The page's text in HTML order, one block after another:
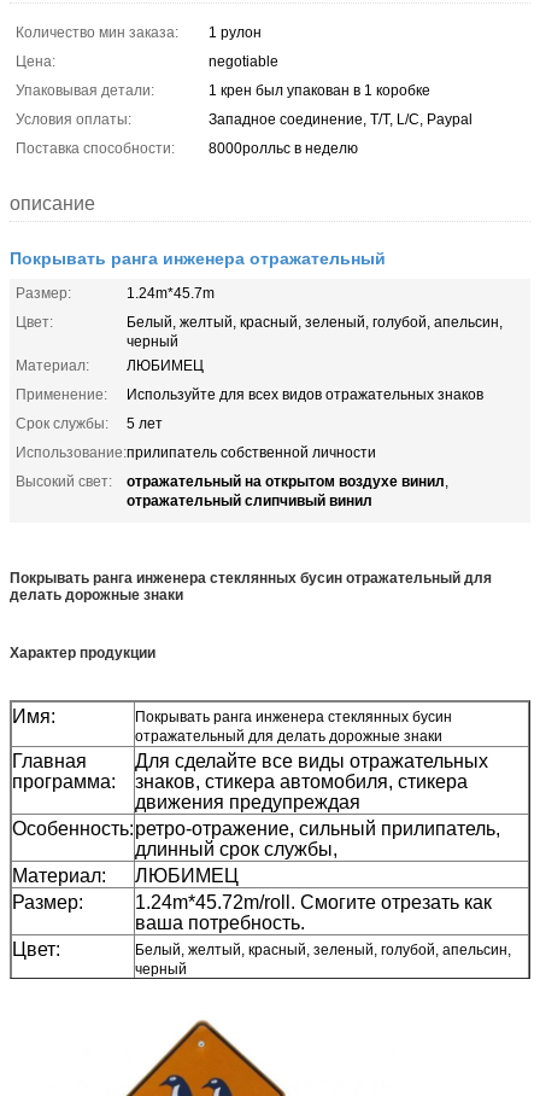
Количество мин заказа:
1 рулон
Цена:
negotiable
Упаковывая детали:
1 крен был упакован в 1 коробке
Условия оплаты:
Западное соединение, T/T, L/C, Paypal
Поставка способности:
8000ролльс в неделю
описание
Покрывать ранга инженера отражательный
Размер:
1.24m*45.7m
Цвет:
Белый, желтый, красный, зеленый, голубой, апельсин,
черный
Материал:
ЛЮБИМЕЦ
Применение:
Используйте для всех видов отражательных знаков
Срок службы:
5 лет
Использование:прилипатель собственной личности
Высокий свет:
отражательный на открытом воздухе винил,
отражательный слипчивый винил
Покрывать ранга инженера стеклянных бусин отражательный для
делать дорожные знаки
Характер продукции
Имя:
Покрывать ранга инженера стеклянных бусин
отражательный для делать дорожные знаки
Главная
программа:
Для сделайте все виды отражательных
знаков, стикера автомобиля, стикера
движения предупреждая
Особенность:ретро-отражение, сильный прилипатель,
длинный срок службы,
Материал:
ЛЮБИМЕЦ
Размер:
1.24m*45.72m/roll. Смогите отрезать как
ваша потребность.
Цвет:
Белый, желтый, красный, зеленый, голубой, апельсин,
черный
перевозка промежутка времени
свободного образца собирает
7 дней, согласно количеству заказа